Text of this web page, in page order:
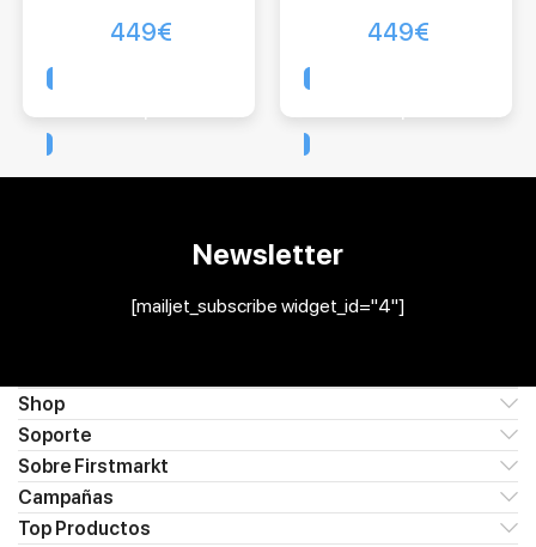
449€ 449€
Newsletter
[mailjet_subscribe widget_id="4"]
Shop
Soporte
Sobre Firstmarkt
Campañas
Top Productos